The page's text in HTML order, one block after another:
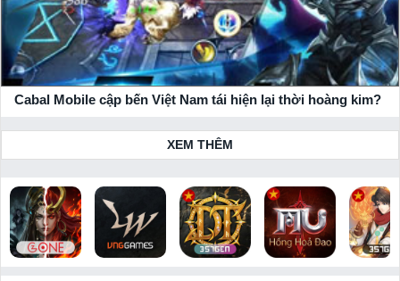
Cabal Mobile cập bến Việt Nam tái hiện lại thời hoàng kim?
XEM THÊM